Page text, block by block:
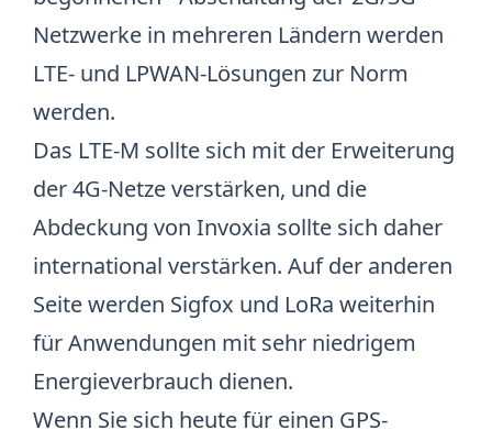
Netzwerke in mehreren Ländern werden
LTE- und LPWAN-Lösungen zur Norm
werden.
Das LTE-M sollte sich mit der Erweiterung
der 4G-Netze verstärken, und die
Abdeckung von Invoxia sollte sich daher
international verstärken. Auf der anderen
Seite werden Sigfox und LoRa weiterhin
für Anwendungen mit sehr niedrigem
Energieverbrauch dienen.
Wenn Sie sich heute für einen GPS-